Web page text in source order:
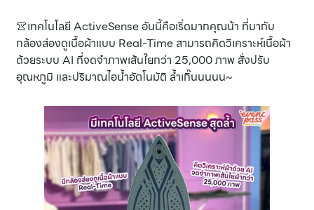
👚เทคโนโลยี ActiveSense อันนี้คือเริ่ดมากคุณน้า ที่มากับ
กล้องส่องดูเนื้อผ้าแบบ Real-Time สามารถคิดวิเคราะห์เนื้อผ้า
ด้วยระบบ AI ที่จดจำภาพเส้นใยกว่า 25,000 ภาพ สั่งปรับ
อุณหภูมิ และปริมาณไอน้ำอัตโนมัติ ล้ำเกิ๊นนนนน~